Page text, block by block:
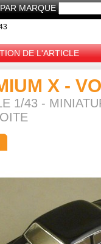
MARQUE
DE L'ARTICLE
X -
1/43 -